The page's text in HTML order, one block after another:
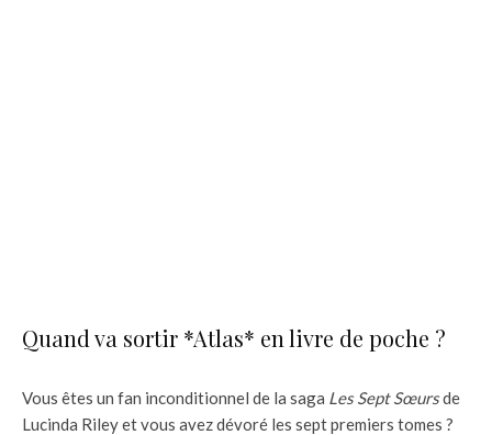
Quand va sortir *Atlas* en livre de poche ?
Vous êtes un fan inconditionnel de la saga Les Sept Sœursde
Lucinda Riley et vous avez dévoré les sept premiers tomes ?